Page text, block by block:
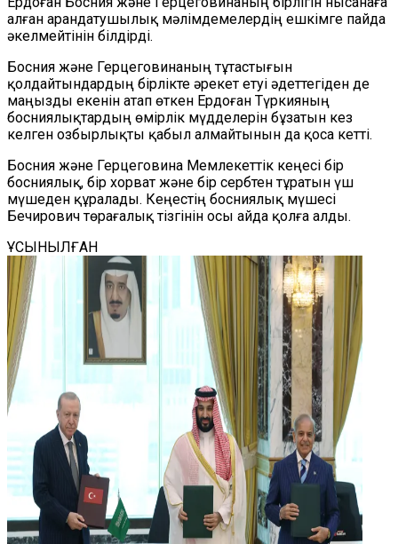
алған арандатушылық мәлімдемелердің ешкімге пайда
әкелмейтінін білдірді.
Босния және Герцеговинаның тұтастығын
қолдайтындардың бірлікте әрекет етуі әдеттегіден де
маңызды екенін атап өткен Ердоған Түркияның
босниялықтардың өмірлік мүдделерін бұзатын кез
келген озбырлықты қабыл алмайтынын да қоса кетті.
Босния және Герцеговина Мемлекеттік кеңесі бір
босниялық, бір хорват және бір сербтен тұратын үш
мүшеден құралады. Кеңестің босниялық мүшесі
Бечирович төрағалық тізгінін осы айда қолға алды.
ҰСЫНЫЛҒАН